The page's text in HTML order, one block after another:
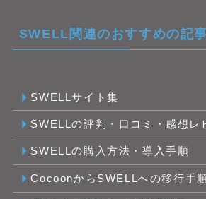
SWELL関連のおすすめの記事
SWELLサイト集
SWELLの評判・口コミ・感想レ
SWELLの購入方法・導入手順
CocoonからSWELLへの移行手